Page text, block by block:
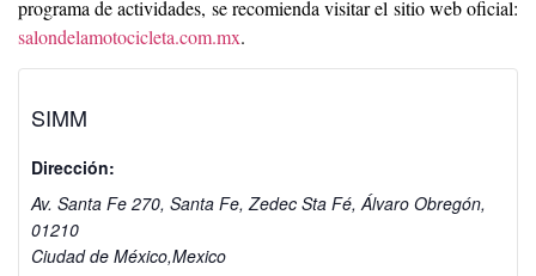
programa de actividades, se recomienda visitar el sitio web oficial:
salondelamotocicleta.com.mx.
SIMM
Dirección:
Av. Santa Fe 270, Santa Fe, Zedec Sta Fé, Álvaro Obregón,
01210
Ciudad de México,Mexico